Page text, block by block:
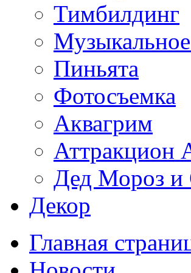
Тимбилдинг
Пиньята
Фотосъемка
Аквагрим
Аттракцион
Дед Мороз и
Декор
Главная